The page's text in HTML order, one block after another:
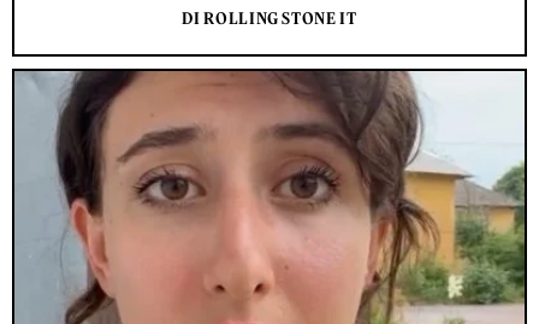
DI ROLLING STONE IT